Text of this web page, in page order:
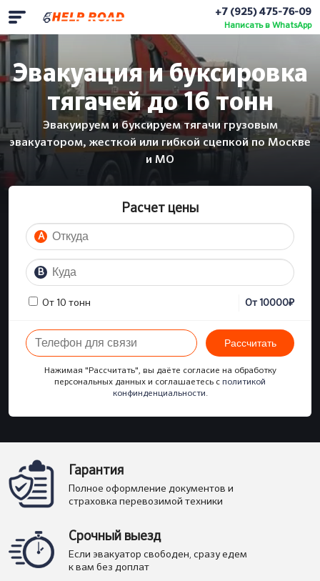
+7 (925) 475-76-09
Написать в WhatsApp
Эвакуация и буксировка
тягачей до 16 тонн
Эвакуируем и буксируем тягачи грузовым
эвакуатором, жесткой или гибкой сцепкой по Москве
и МО
Расчет цены
A
B
От 10 тонн От 10000₽
Рассчитать
Нажимая "Рассчитать", вы даёте согласие на обработку
персональных данных и соглашаетесь с политикой
конфинденциальности.
Гарантия
Полное оформление документов и
страховка перевозимой техники
Срочный выезд
Если эвакуатор свободен, сразу едем
к вам без доплат